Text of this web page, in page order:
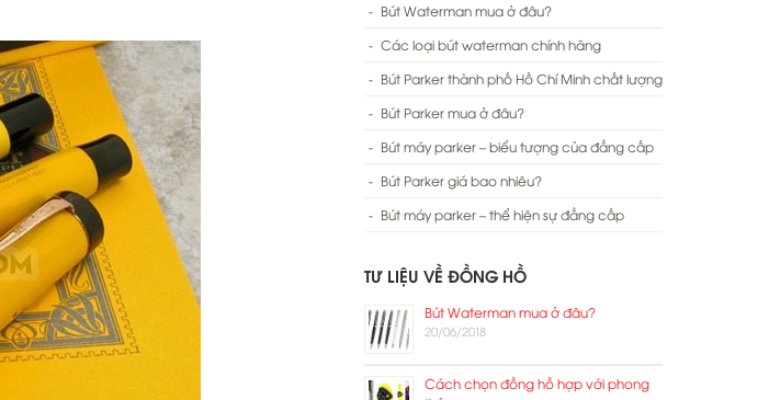
Bút Waterman mua ở đâu?
Các loại bút waterman chính hãng
Bút Parker thành phố Hồ Chí Minh chất lượng
Bút Parker mua ở đâu?
Bút máy parker – biểu tượng của đẳng cấp
Bút Parker giá bao nhiêu?
Bút máy parker – thể hiện sự đẳng cấp
TƯ LIỆU VỀ ĐỒNG HỒ
Bút Waterman mua ở đâu?
20/06/2018
Cách chọn đồng hồ hợp với phong